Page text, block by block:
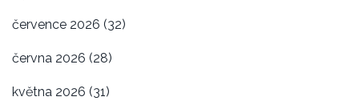
července 2026 (32)
června 2026 (28)
května 2026 (31)